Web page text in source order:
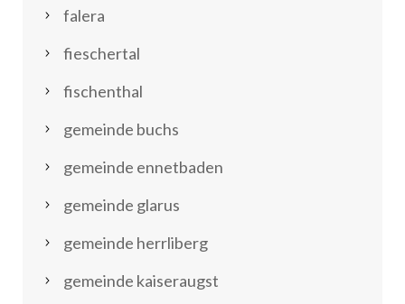
falera
fieschertal
fischenthal
gemeinde buchs
gemeinde ennetbaden
gemeinde glarus
gemeinde herrliberg
gemeinde kaiseraugst